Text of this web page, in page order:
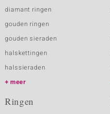
diamant ringen
gouden ringen
gouden sieraden
halskettingen
halssieraden
meer
Ringen